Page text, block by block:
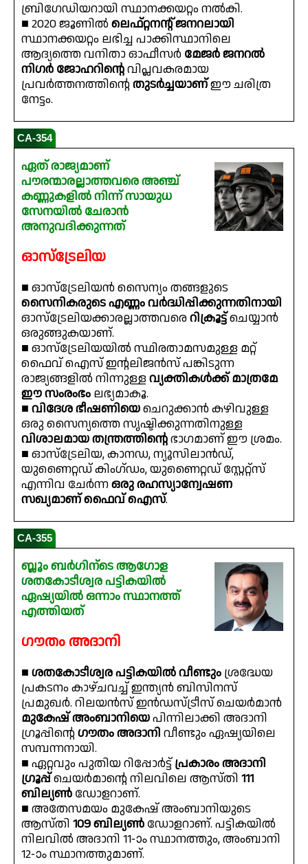
ബ്രിഗേഡിയറായി സ്ഥാനക്കയറ്റം നൽകി.
■ 2020 ജൂണിൽ ലെഫ്റ്റനൻ്റ് ജനറലായി
സ്ഥാനക്കയറ്റം ലഭിച്ച പാക്കിസ്ഥാനിലെ
ആദ്യത്തെ വനിതാ ഓഫീസർ മേജർ ജനറൽ
നിഗർ ജോഹറിൻ്റെവിപ്ലവകരമായ
പ്രവർത്തനത്തിൻ്റെതുടർച്ചയാണ്ഈ ചരിത്ര
നേട്ടം.
CA-354
ഏത് രാജ്യമാണ്
പൗരന്മാരല്ലാത്തവരെ അഞ്ച്
കണ്ണുകളിൽ നിന്ന് സായുധ
സേനയിൽ ചേരാൻ
അനുവദിക്കുന്നത്
ഓസ്‌ട്രേലിയ
■ ഓസ്‌ട്രേലിയൻ സൈന്യം തങ്ങളുടെ
സൈനികരുടെ എണ്ണം വർദ്ധിപ്പിക്കുന്നതിനായി
ഓസ്‌ട്രേലിയക്കാരല്ലാത്തവരെറിക്രൂട്ട്ചെയ്യാൻ
ഒരുങ്ങുകയാണ്.
■ ഓസ്‌ട്രേലിയയിൽ സ്ഥിരതാമസമുള്ള മറ്റ്
ഫൈവ് ഐസ് ഇൻ്റലിജൻസ് പങ്കിടുന്ന
രാജ്യങ്ങളിൽ നിന്നുള്ള വ്യക്തികൾക്ക് മാത്രമേ
ഈ സംരംഭം ലഭ്യമാകൂ.
■ വിദേശ ഭീഷണിയെചെറുക്കാൻ കഴിവുള്ള
ഒരു സൈന്യത്തെ സൃഷ്ടിക്കുന്നതിനുള്ള
വിശാലമായ തന്ത്രത്തിൻ്റെഭാഗമാണ് ഈ ശ്രമം.
■ ഓസ്‌ട്രേലിയ, കാനഡ, ന്യൂസിലാൻഡ്,
യുണൈറ്റഡ് കിംഗ്ഡം, യുണൈറ്റഡ് സ്റ്റേറ്റ്സ്
എന്നിവ ചേർന്നഒരു രഹസ്യാന്വേഷണ
സഖ്യമാണ് ഫൈവ് ഐസ്.
CA-355
ബ്ലൂം ബർഗിന്ടെ ആഗോള
ശതകോടീശ്വര പട്ടികയിൽ
ഏഷ്യയിൽ ഒന്നാം സ്ഥാനത്ത്
എത്തിയത്
ഗൗതം അദാനി
■ ശതകോടീശ്വര പട്ടികയിൽ വീണ്ടും ശ്രദ്ധേയ
പ്രകടനം കാഴ്ചവച്ച് ഇന്ത്യൻ ബിസിനസ്
പ്രമുഖർ. റിലയൻസ് ഇൻഡസ്ട്രീസ് ചെയർമാൻ
മുകേഷ് അംബാനിയെപിന്നിലാക്കി അദാനി
ഗ്രൂപ്പിന്റെഗൗതം അദാനി വീണ്ടും ഏഷ്യയിലെ
സമ്പന്നനായി.
■ ഏറ്റവും പുതിയ റിപ്പോർട്ട്പ്രകാരം അദാനി
ഗ്രൂപ്പ്ചെയർമാന്റെ നിലവിലെ ആസ്തി 111
ബില്യൺ ഡോളറാണ്.
■ അതേസമയം മുകേഷ് അംബാനിയുടെ
ആസ്തി 109 ബില്യൺ ഡോളറാണ്. പട്ടികയിൽ
നിലവിൽ അദാനി 11-ാം സ്ഥാനത്തും, അംബാനി
12-ാം സ്ഥാനത്തുമാണ്.